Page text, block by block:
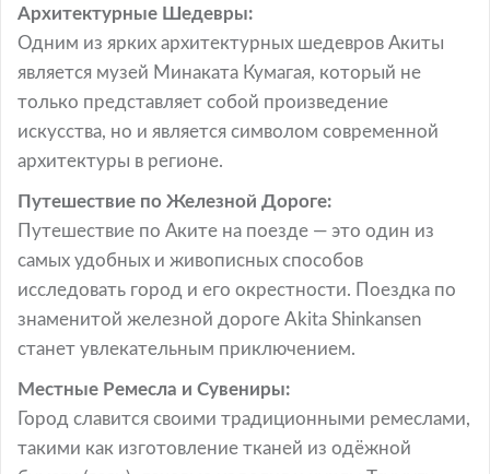
Архитектурные Шедевры:
Одним из ярких архитектурных шедевров Акиты
является музей Минаката Кумагая, который не
только представляет собой произведение
искусства, но и является символом современной
архитектуры в регионе.
Путешествие по Железной Дороге:
Путешествие по Аките на поезде — это один из
самых удобных и живописных способов
исследовать город и его окрестности. Поездка по
знаменитой железной дороге Akita Shinkansen
станет увлекательным приключением.
Местные Ремесла и Сувениры:
Город славится своими традиционными ремеслами,
такими как изготовление тканей из одёжной